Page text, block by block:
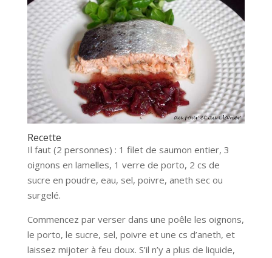
Recette
Il faut (2 personnes) : 1 filet de saumon entier, 3
oignons en lamelles, 1 verre de porto, 2 cs de
sucre en poudre, eau, sel, poivre, aneth sec ou
surgelé.
Commencez par verser dans une poêle les oignons,
le porto, le sucre, sel, poivre et une cs d’aneth, et
laissez mijoter à feu doux. S’il n’y a plus de liquide,